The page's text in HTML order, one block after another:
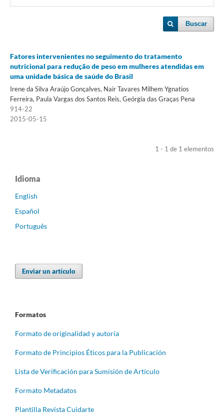
Buscar
Fatores intervenientes no seguimento do tratamento
nutricional para redução de peso em mulheres atendidas em
uma unidade básica de saúde do Brasil
Irene da Silva Araújo Gonçalves, Nair Tavares Milhem Ygnatios
Ferreira, Paula Vargas dos Santos Reis, Geórgia das Graças Pena
914-22
2015-05-15
1 - 1 de 1 elementos
Idioma
English
Español
Português
Enviar un artículo
Formatos
Formato de originalidad y autoría
Formato de Principios Éticos para la Publicación
Lista de Verificación para Sumisión de Artículo
Formato Metadatos
Plantilla Revista Cuidarte